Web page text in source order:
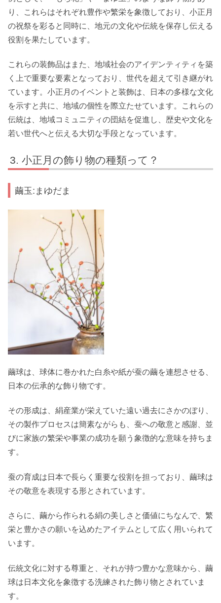
り、これらはそれぞれ豊作や繁栄を象徴しており、小正月
の祝祭を彩ると同時に、地元の文化や伝統を保存し伝える
役割を果たしています。
これらの装飾品はまた、地域社会のアイデンティティを築
く上で重要な要素となっており、世代を超えて引き継がれ
ています。小正月のイベントと装飾は、日本の多様な文化
を示すと共に、地域の個性を際立たせています。これらの
伝統は、地域コミュニティの団結を促進し、歴史や文化を
若い世代へと伝える大切な手段となっています。
小正月の飾り物の種類って？
繭玉:まゆだま
繭球は、球体に巻かれた白糸や紙が蚕の繭を連想させる、
日本の伝承的な飾り物です。
その形成は、絹産業が栄えていた遠い過去にさかのぼり、
その製作プロセスは簡素ながらも、蚕への敬意と感謝、並
びに家族の繁栄や事業の成功を願う象徴的な意味を持ちま
す。
蚕の育成は日本で長らく重要な役割を担っており、繭球は
その敬意を表現する形とされています。
さらに、繭から作られる絹の美しさと価値にちなんで、繁
栄と豊かさの願いを込めたアイテムとして広く用いられて
います。
伝統文化に対する尊重と、それが持つ豊かな意味から、繭
球は日本文化を象徴する洗練された飾り物とされていま
す。